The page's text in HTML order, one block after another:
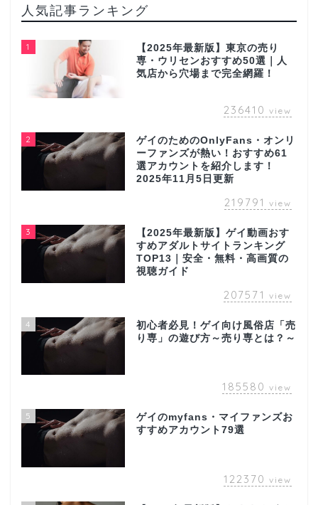
人気記事ランキング
1
【2025年最新版】東京の売り
専・ウリセンおすすめ50選｜人
気店から穴場まで完全網羅！
236410 view
2
ゲイのためのOnlyFans・オンリ
ーファンズが熱い！おすすめ61
選アカウントを紹介します！
2025年11月5日更新
219791 view
3
【2025年最新版】ゲイ動画おす
すめアダルトサイトランキング
TOP13｜安全・無料・高画質の
視聴ガイド
207571 view
4
初心者必見！ゲイ向け風俗店「売
り専」の遊び方～売り専とは？～
185580 view
5
ゲイのmyfans・マイファンズお
すすめアカウント79選
122370 view